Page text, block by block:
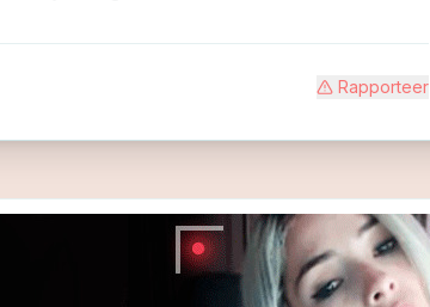
Rapporteer